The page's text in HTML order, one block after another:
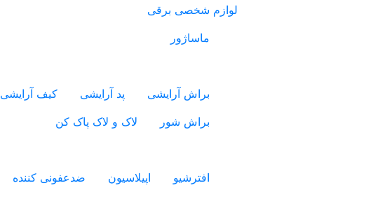
لوازم شخصی برقی
ماساژور
براش آرایشی
پد آرایشی کیف آرایشی
براش شور
لاک و لاک پاک کن
افترشیو
اپیلاسیون ضدعفونی کننده